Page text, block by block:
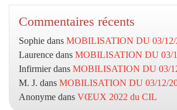
Commentaires récents
Sophie dans MOBILISATION DU 03/12/
Laurence dans MOBILISATION DU 03/
Infirmierdans MOBILISATION DU 03/
M. J. dans MOBILISATION DU 03/12/
Anonyme dans VŒUX 2022 du CIL